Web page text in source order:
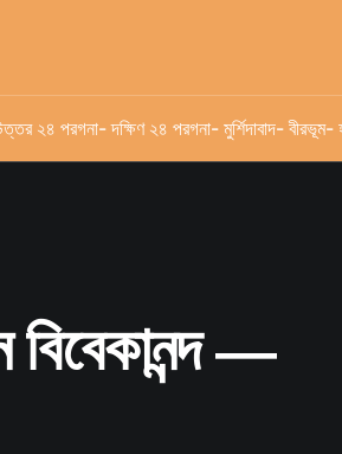
২৪ পরগনা- দক্ষিণ ২৪ পরগনা- মুর্শিদাবাদ- বীরভূম-
—